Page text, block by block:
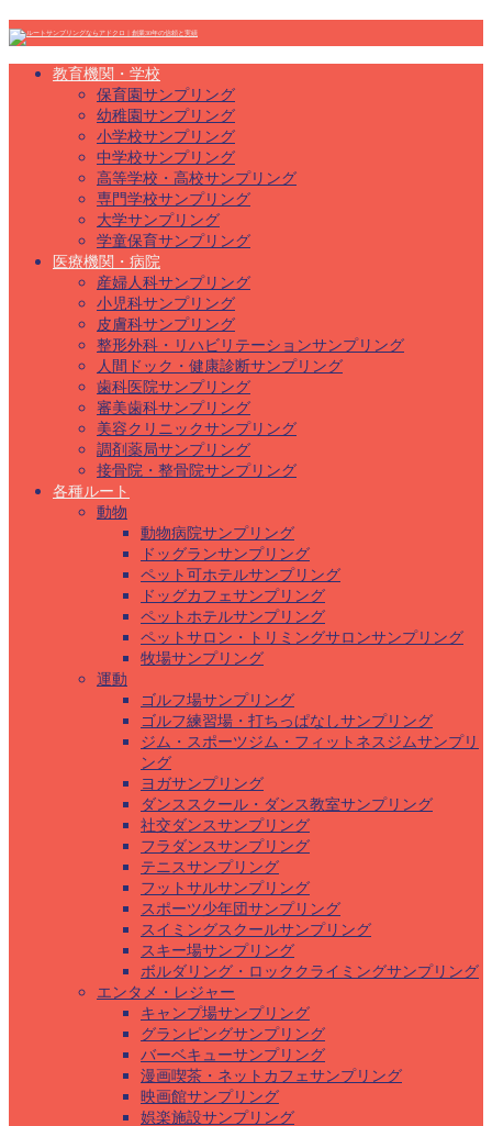
教育機関・学校
保育園サンプリング
幼稚園サンプリング
小学校サンプリング
中学校サンプリング
高等学校・高校サンプリング
専門学校サンプリング
大学サンプリング
学童保育サンプリング
医療機関・病院
産婦人科サンプリング
小児科サンプリング
皮膚科サンプリング
整形外科・リハビリテーションサンプリング
人間ドック・健康診断サンプリング
歯科医院サンプリング
審美歯科サンプリング
美容クリニックサンプリング
調剤薬局サンプリング
接骨院・整骨院サンプリング
各種ルート
動物
動物病院サンプリング
ドッグランサンプリング
ペット可ホテルサンプリング
ドッグカフェサンプリング
ペットホテルサンプリング
ペットサロン・トリミングサロンサンプリング
牧場サンプリング
運動
ゴルフ場サンプリング
ゴルフ練習場・打ちっぱなしサンプリング
ジム・スポーツジム・フィットネスジムサンプリ
ング
ヨガサンプリング
ダンススクール・ダンス教室サンプリング
社交ダンスサンプリング
フラダンスサンプリング
テニスサンプリング
フットサルサンプリング
スポーツ少年団サンプリング
スイミングスクールサンプリング
スキー場サンプリング
ボルダリング・ロッククライミングサンプリング
エンタメ・レジャー
キャンプ場サンプリング
グランピングサンプリング
バーベキューサンプリング
漫画喫茶・ネットカフェサンプリング
映画館サンプリング
娯楽施設サンプリング